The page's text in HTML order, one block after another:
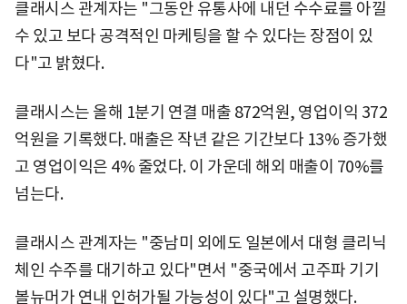
클래시스 관계자는 "그동안 유통사에 내던 수수료를 아낄
수 있고 보다 공격적인 마케팅을 할 수 있다는 장점이 있
다"고 밝혔다.
클래시스는 올해 1분기 연결 매출 872억원, 영업이익 372
억원을 기록했다. 매출은 작년 같은 기간보다 13% 증가했
고 영업이익은 4% 줄었다. 이 가운데 해외 매출이 70%를
넘는다.
클래시스 관계자는 "중남미 외에도 일본에서 대형 클리닉
체인 수주를 대기하고 있다"면서 "중국에서 고주파 기기
볼뉴머가 연내 인허가될 가능성이 있다"고 설명했다.